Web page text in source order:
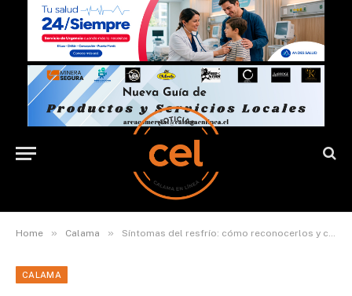
Home » Calama » Síntomas del resfrío: cómo reconocerlos y cuándo consultar a un médico
CALAMA